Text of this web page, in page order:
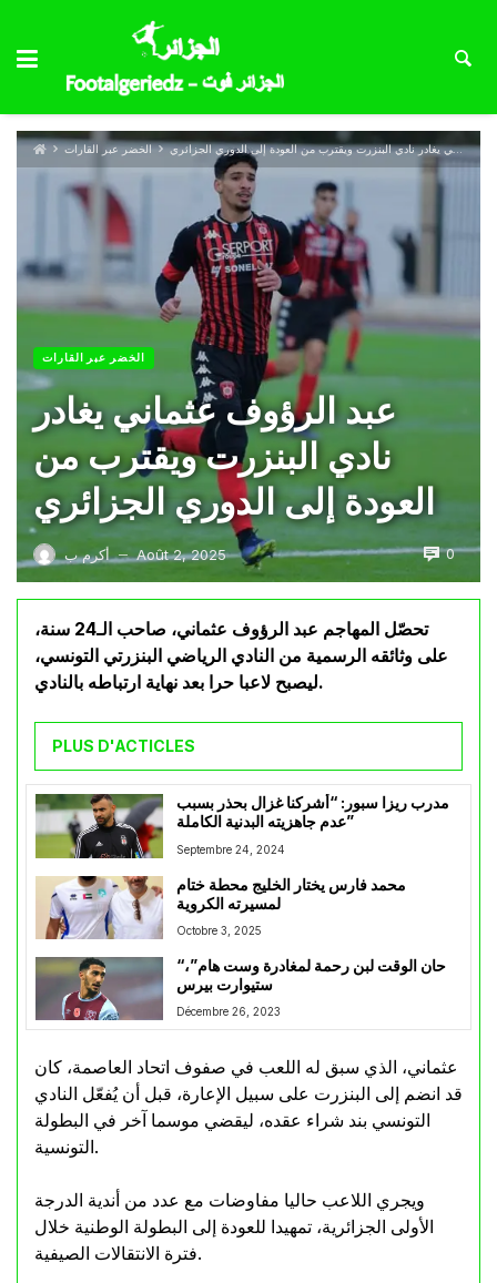
الخضر عبر القارات عبد الرؤوف عثماني يغادر نادي البنزرت ويقترب من العودة إلى الدوري الجزائري
الخضر عبر القارات
عبد الرؤوف عثماني يغادر
نادي البنزرت ويقترب من
العودة إلى الدوري الجزائري
أكرم ب — Août 2, 2025 0
تحصّل المهاجم عبد الرؤوف عثماني، صاحب الـ24 سنة،
على وثائقه الرسمية من النادي الرياضي البنزرتي التونسي،
ليصبح لاعبا حرا بعد نهاية ارتباطه بالنادي.
PLUS D'ACTICLES
مدرب ريزا سبور: “أشركنا غزال بحذر بسبب
عدم جاهزيته البدنية الكاملة”
Septembre 24, 2024
محمد فارس يختار الخليج محطة ختام
لمسيرته الكروية
Octobre 3, 2025
“حان الوقت لبن رحمة لمغادرة وست هام”،
ستيوارت بيرس
Décembre 26, 2023
عثماني، الذي سبق له اللعب في صفوف اتحاد العاصمة، كان
قد انضم إلى البنزرت على سبيل الإعارة، قبل أن يُفعّل النادي
التونسي بند شراء عقده، ليقضي موسما آخر في البطولة
التونسية.
ويجري اللاعب حاليا مفاوضات مع عدد من أندية الدرجة
الأولى الجزائرية، تمهيدا للعودة إلى البطولة الوطنية خلال
فترة الانتقالات الصيفية.